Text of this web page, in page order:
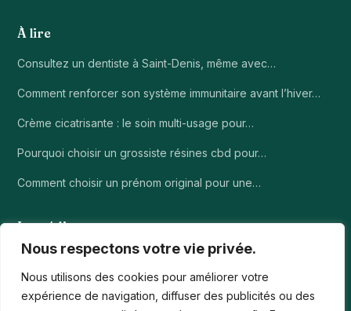
Nous respectons votre vie privée.
Nous utilisons des cookies pour améliorer votre
expérience de navigation, diffuser des publicités ou des
À lire
Consultez un dentiste à Saint-Denis, même avec…
Comment renforcer son système immunitaire avant l’hiver…
Crème cicatrisante : le soin multi-usage pour…
Pourquoi choisir un grossiste résines cbd pour…
Comment choisir un prénom original pour une…
Le média
À propos